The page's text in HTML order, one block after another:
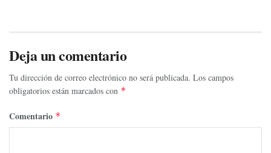
Deja un comentario
Tu dirección de correo electrónico no será publicada. Los campos
obligatorios están marcados con *
Comentario *